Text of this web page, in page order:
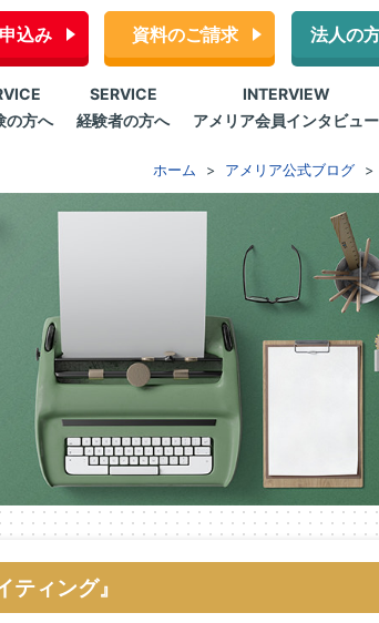
込み 資料のご請求 法人の
の方へ
SERVICE
経験者の方へ
INTERVIEW
アメリア会員インタビュー
ホーム アメリア公式ブログ
ティング』